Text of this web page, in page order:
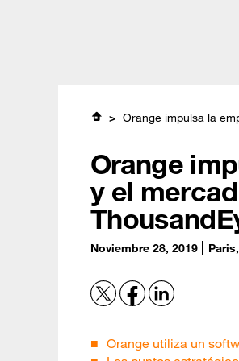
Orange impulsa la
Orange
y el
Noviembre 28, 2019
Orange utiliza un